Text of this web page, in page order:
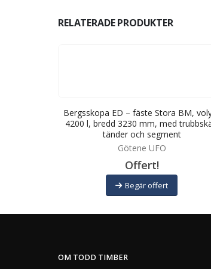
RELATERADE PRODUKTER
Bergsskopa ED – fäste Stora BM,
4200 l, bredd 3230 mm, med
tänder och segment
Götene UFO
Offert!
Begär offert
OM TODD TIMBER